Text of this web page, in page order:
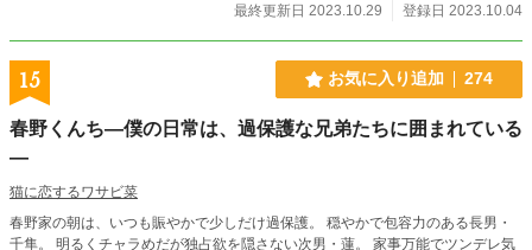
最終更新日 2023.10.29
登録日 2023.10.04
15 お気に入り追加 274
春野くんち―僕の日常は、過保護な兄弟たちに囲まれている
―
猫に恋するワサビ菜
春野家の朝は、いつも賑やかで少しだけ過保護。 穏やかで包容力のある長男・
千隼。 明るくチャラめだが独占欲を隠さない次男・蓮。 家事万能でツンデレ気